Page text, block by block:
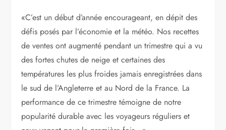
«C’est un début d’année encourageant, en dépit des
défis posés par l’économie et la météo. Nos recettes
de ventes ont augmenté pendant un trimestre qui a vu
des fortes chutes de neige et certaines des
températures les plus froides jamais enregistrées dans
le sud de l’Angleterre et au Nord de la France. La
performance de ce trimestre témoigne de notre
popularité durable avec les voyageurs réguliers et